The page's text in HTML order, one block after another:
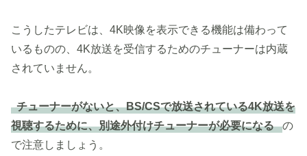
こうしたテレビは、4K映像を表示できる機能は備わって
いるものの、4K放送を受信するためのチューナーは内蔵
されていません。
チューナーがないと、BS/CSで放送されている4K放送を
視聴するために、別途外付けチューナーが必要になる の
で注意しましょう。